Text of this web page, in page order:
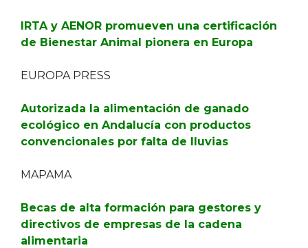
IRTA y AENOR promueven una certificación
de Bienestar Animal pionera en Europa
EUROPA PRESS
Autorizada la alimentación de ganado
ecológico en Andalucía con productos
convencionales por falta de lluvias
MAPAMA
Becas de alta formación para gestores y
directivos de empresas de la cadena
alimentaria